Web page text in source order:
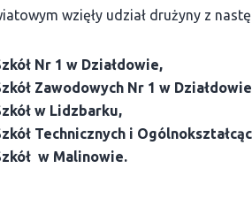
wzięły udział drużyny z
Nr 1 w Działdowie,
Zawodowych Nr 1 w
w Lidzbarku,
Technicznych i
w Malinowie.